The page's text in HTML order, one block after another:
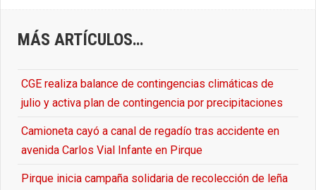
MÁS ARTÍCULOS…
CGE realiza balance de contingencias climáticas de
julio y activa plan de contingencia por precipitaciones
Camioneta cayó a canal de regadío tras accidente en
avenida Carlos Vial Infante en Pirque
Pirque inicia campaña solidaria de recolección de leña